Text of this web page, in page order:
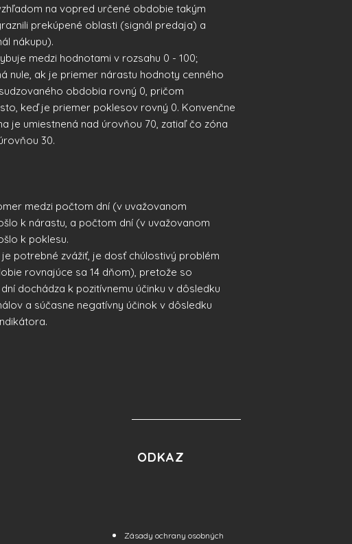
na vopred určené obdobie takým
prekúpené oblasti (signál predaja) a
nákupu).
medzi hodnotami v rozsahu 0 - 100;
nule, ak je priemer nárastu hodnoty cenného
obdobia rovný 0, pričom
keď je priemer poklesov rovný 0. Konvenčne
je umiestnená nad úrovňou 70, zatiaľ čo zóna
30.
medzi počtom dní (v uvažovanom
k nárastu, a počtom dní (v uvažovanom
k poklesu.
potrebné zvážiť, je dosť chúlostivý problém
rovnajúce sa 14 dňom), pretože so
dochádza k pozitívnemu účinku v dôsledku
a súčasne negatívny účinok v dôsledku
ODKAZ
Zásady ochrany osobných